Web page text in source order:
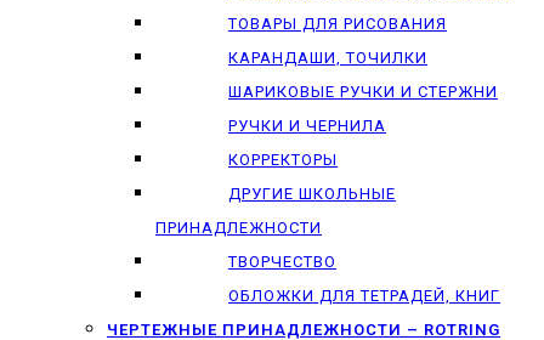
ТОВАРЫ ДЛЯ РИСОВАНИЯ
КАРАНДАШИ, ТОЧИЛКИ
ШАРИКОВЫЕ РУЧКИ И СТЕРЖНИ
РУЧКИ И ЧЕРНИЛА
КОРРЕКТОРЫ
ДРУГИЕ ШКОЛЬНЫЕ
ПРИНАДЛЕЖНОСТИ
ТВОРЧЕСТВО
ОБЛОЖКИ ДЛЯ ТЕТРАДЕЙ, КНИГ
ЧЕРТЕЖНЫЕ ПРИНАДЛЕЖНОСТИ – ROTRING